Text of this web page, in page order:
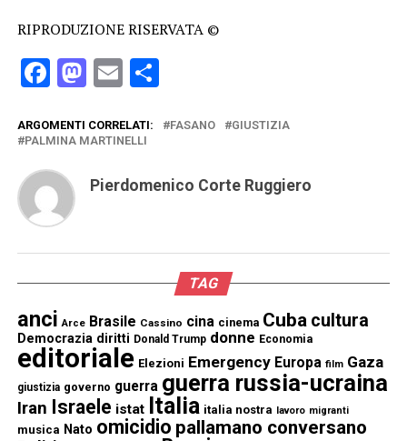
RIPRODUZIONE RISERVATA ©
Facebook
Mastodon
EmailCondividi
ARGOMENTI CORRELATI: FASANO
GIUSTIZIA
PALMINA MARTINELLI
Pierdomenico Corte Ruggiero
TAG
anci Arce Brasile Cassino cina cinema Cuba cultura
Democrazia diritti Donald Trump donne Economia
editoriale Elezioni Emergency Europa film Gaza
giustizia governo guerra guerra russia-ucraina
Iran Israele istat Italia italia nostra lavoro migranti
musica Nato omicidio pallamano conversano